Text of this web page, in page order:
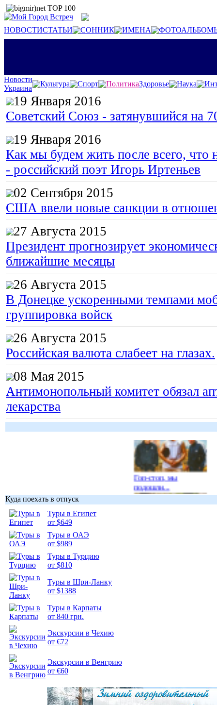
НОВОСТИСТАТЬИ СОННИК ИМЕНА
Новости
Украина
Культура Спорт ПолитикаЗдоровье Наука
19 Января 2016
Советский Союз - затянувшийся на
19 Января 2016
Как мы будем жить после всего, что
- российский поэт Игорь Иртеньев
02 Сентября 2015
США ввели новые санкции в
27 Августа 2015
Президент прогнозирует
ближайшие месяцы
26 Августа 2015
В Донецке ускоренными темпами
группировка войск
26 Августа 2015
Российская валюта слабеет на глазах.
08 Мая 2015
Антимонопольный комитет обязал
лекарства
Гоп-стоп, мы
подошли...
Куда поехать в отпуск
Туры в Египет
от $649
Туры в ОАЭ
от $989
Туры в Турцию
от $810
Туры в Шри-Ланку
от $1388
Туры в Карпаты
от 840 грн.
Экскурсии в Чехию
от €72
Экскурсии в Венгрию
от €60